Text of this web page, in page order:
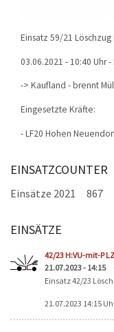
Einsatz 59/21
03.06.2021 - 10:40 Uhr
-> Kaufland - brennt
Eingesetzte Kräfte:
- LF20 Hohen
EINSATZCOUNTER
Einsätze 2021 867
EINSÄTZE
42/23 H:VU-mit-P
21.07.2023 - 14:15
Einsatz 42/23
21.07.2023 14:15
Seiten